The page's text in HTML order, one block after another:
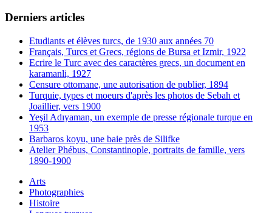
Derniers articles
Etudiants et élèves turcs, de 1930 aux années 70
Français, Turcs et Grecs, régions de Bursa et Izmir, 1922
Ecrire le Turc avec des caractères grecs, un document en
karamanli, 1927
Censure ottomane, une autorisation de publier, 1894
Turquie, types et moeurs d'après les photos de Sebah et
Joaillier, vers 1900
Yeşil Adıyaman, un exemple de presse régionale turque en
1953
Barbaros koyu, une baie près de Silifke
Atelier Phébus, Constantinople, portraits de famille, vers
1890-1900
Arts
Photographies
Histoire